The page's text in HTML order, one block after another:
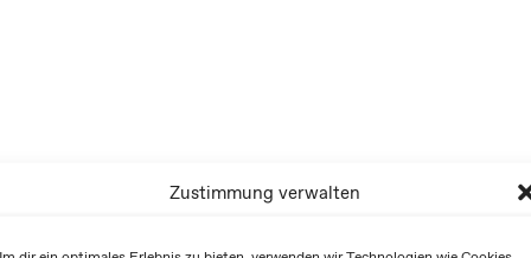
Zustimmung verwalten